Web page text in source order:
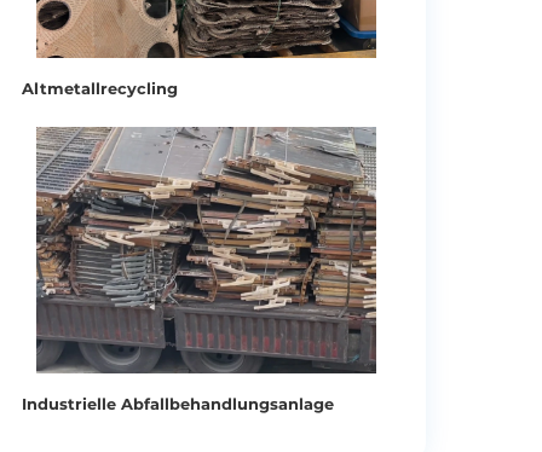
Altmetallrecycling
Industrielle Abfallbehandlungsanlage